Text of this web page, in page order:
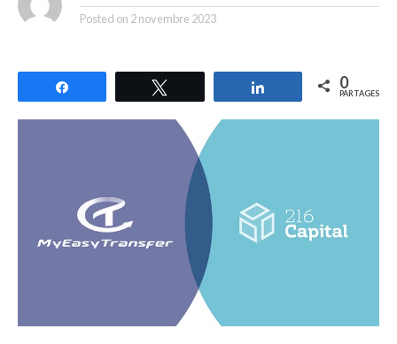
Posted on 2 novembre 2023
Partagez 0
PARTAGES